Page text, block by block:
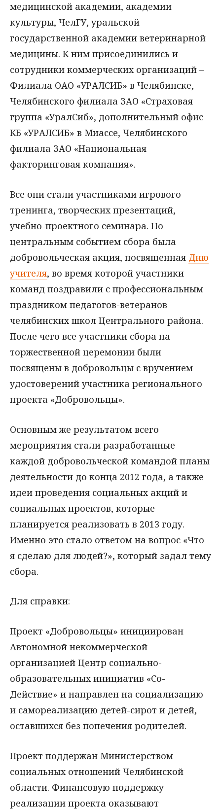
медицинской академии, академии
культуры, ЧелГУ, уральской
государственной академии ветеринарной
медицины. К ним присоединились и
сотрудники коммерческих организаций –
Филиала ОАО «УРАЛСИБ» в Челябинске,
Челябинского филиала ЗАО «Страховая
группа «УралСиб», дополнительный офис
КБ «УРАЛСИБ» в Миассе, Челябинского
филиала ЗАО «Национальная
факторинговая компания».
Все они стали участниками игрового
тренинга, творческих презентаций,
учебно-проектного семинара. Но
центральным событием сбора была
добровольческая акция, посвященная Дню
учителя, во время которой участники
команд поздравили с профессиональным
праздником педагогов-ветеранов
челябинских школ Центрального района.
После чего все участники сбора на
торжественной церемонии были
посвящены в добровольцы с вручением
удостоверений участника регионального
проекта «Добровольцы».
Основным же результатом всего
мероприятия стали разработанные
каждой добровольческой командой планы
деятельности до конца 2012 года, а также
идеи проведения социальных акций и
социальных проектов, которые
планируется реализовать в 2013 году.
Именно это стало ответом на вопрос «Что
я сделаю для людей?», который задал тему
сбора.
Для справки:
Проект «Добровольцы» инициирован
Автономной некоммерческой
организацией Центр социально-
образовательных инициатив «Со-
Действие» и направлен на социализацию
и самореализацию детей-сирот и детей,
оставшихся без попечения родителей.
Проект поддержан Министерством
социальных отношений Челябинской
области. Финансовую поддержку
реализации проекта оказывают